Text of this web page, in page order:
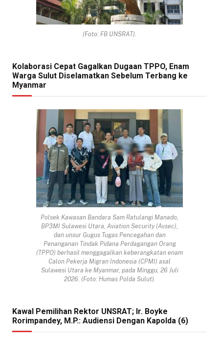
(Foto: FB UNSRAT).
Kolaborasi Cepat Gagalkan Dugaan TPPO, Enam
Warga Sulut Diselamatkan Sebelum Terbang ke
Myanmar
Polsek Kawasan Bandara Sam Ratulangi Manado,
BP3MI Sulawesi Utara, Aviation Security (Avsec),
dan unsur Gugus Tugas Pencegahan dan
Penanganan Tindak Pidana Perdagangan Orang
(TPPO) berhasil menggagalkan keberangkatan enam
Calon Pekerja Migran Indonesia (CPMI) asal
Sulawesi Utara ke Myanmar, pada Minggu, 26 Juli
2026. (Foto: Humas Polda Sulut).
Kawal Pemilihan Rektor UNSRAT; Ir. Boyke
Rorimpandey, M.P.: Audiensi Dengan Kapolda (6)